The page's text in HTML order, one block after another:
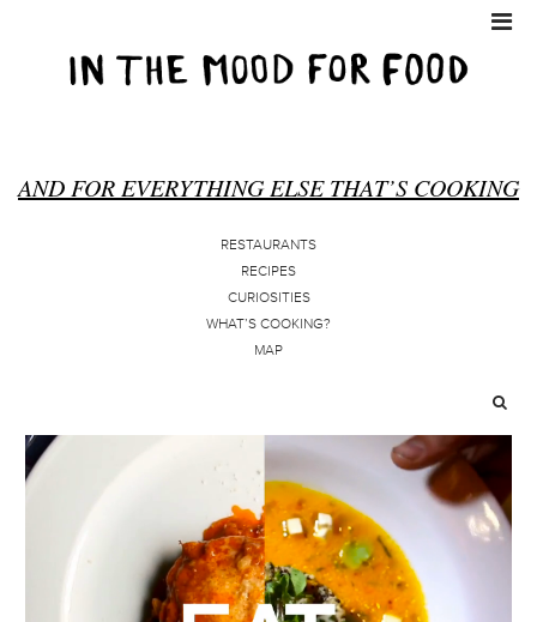
AND FOR EVERYTHING ELSE THAT’S COOKING
RESTAURANTS
RECIPES
CURIOSITIES
WHAT’S COOKING?
MAP